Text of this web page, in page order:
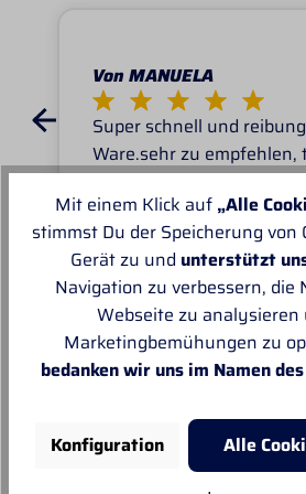
Von MANUELA
Super schnell und
Ware.sehr zu empfehlen,
Unsere Empfehlungen
Mit einem Klick auf „Alle
stimmst Du der Speicherung von
Gerät zu und unterstützt
Navigation zu verbessern, die
Webseite zu analysieren
Marketingbemühungen zu
bedanken wir uns im Namen
Konfiguration
Alle